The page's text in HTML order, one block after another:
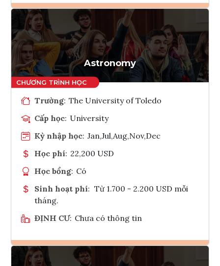
Ghi danh
Tham vấn Interlink
Astronomy
Trường: The University of Toledo
Cấp học: University
Kỳ nhập học: Jan,Jul,Aug,Nov,Dec
Học phí: 22,200 USD
Học bổng: Có
Sinh hoạt phí: Từ 1.700 - 2.200 USD mỗi
tháng.
ĐỊNH CƯ: Chưa có thông tin
Ghi danh